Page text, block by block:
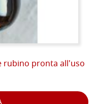
rubino pronta all'uso